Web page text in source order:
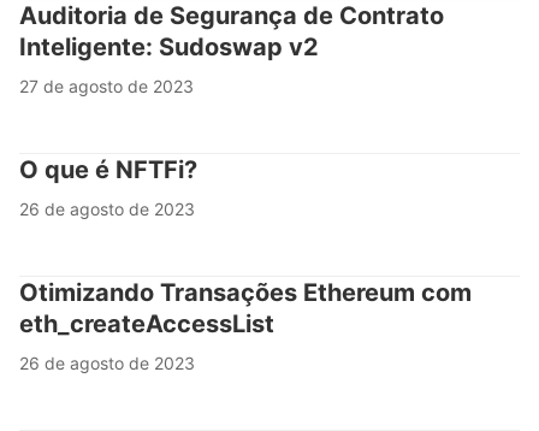
Auditoria de Segurança de Contrato
Inteligente: Sudoswap v2
27 de agosto de 2023
O que é NFTFi?
26 de agosto de 2023
Otimizando Transações Ethereum com
eth_createAccessList
26 de agosto de 2023